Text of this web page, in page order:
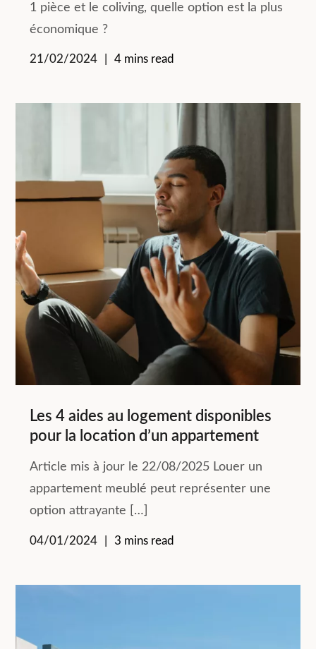
1 pièce et le coliving, quelle option est la plus
économique ?
21/02/2024 4 mins read
Les 4 aides au logement disponibles
pour la location d’un appartement
Article mis à jour le 22/08/2025 Louer un
appartement meublé peut représenter une
option attrayante […]
04/01/2024 3 mins read